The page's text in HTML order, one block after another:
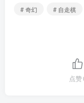
# 奇幻
# 自走棋
点赞